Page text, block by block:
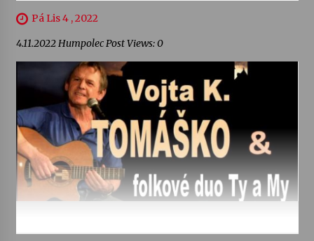
Pá Lis 4 , 2022
4.11.2022 Humpolec Post Views: 0